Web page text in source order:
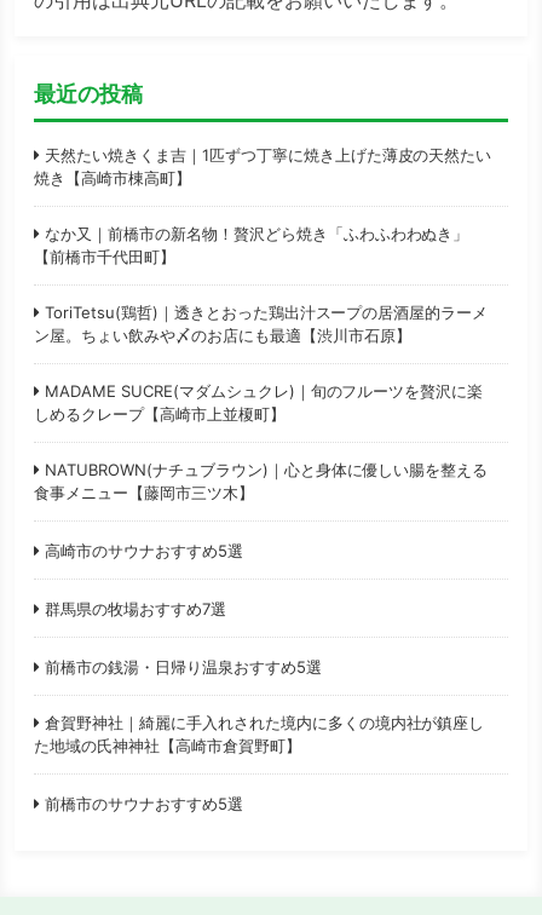
最近の投稿
天然たい焼きくま吉｜1匹ずつ丁寧に焼き上げた薄皮の天然たい
焼き【高崎市棟高町】
なか又｜前橋市の新名物！贅沢どら焼き「ふわふわわぬき」
【前橋市千代田町】
ToriTetsu(鶏哲)｜透きとおった鶏出汁スープの居酒屋的ラーメ
ン屋。ちょい飲みや〆のお店にも最適【渋川市石原】
MADAME SUCRE(マダムシュクレ)｜旬のフルーツを贅沢に楽
しめるクレープ【高崎市上並榎町】
NATUBROWN(ナチュブラウン)｜心と身体に優しい腸を整える
食事メニュー【藤岡市三ツ木】
高崎市のサウナおすすめ5選
群馬県の牧場おすすめ7選
前橋市の銭湯・日帰り温泉おすすめ5選
倉賀野神社｜綺麗に手入れされた境内に多くの境内社が鎮座し
た地域の氏神神社【高崎市倉賀野町】
前橋市のサウナおすすめ5選